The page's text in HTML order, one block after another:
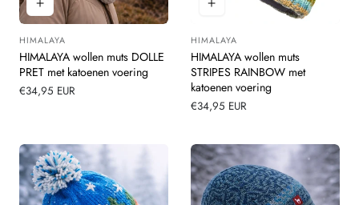
Leverancier:
HIMALAYA
HIMALAYA wollen muts DOLLE
PRET met katoenen voering
Normale
€34,95 EUR
Leverancier:
HIMALAYA
HIMALAYA wollen muts
STRIPES RAINBOW met
katoenen voering
Normale
€34,95 EUR